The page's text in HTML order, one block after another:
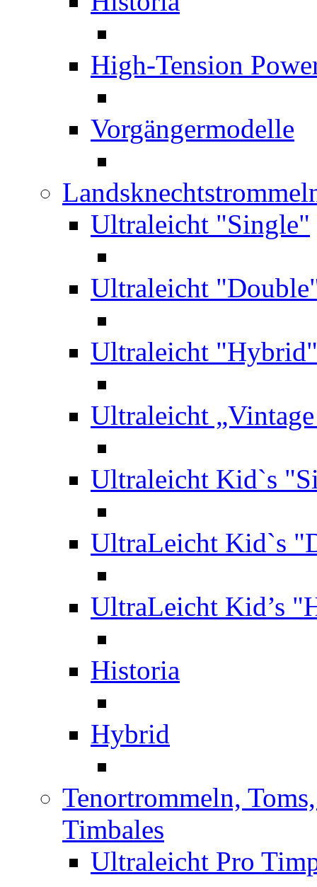
High-Tension
Vorgängermodelle
Ultraleicht "Single"
Ultraleicht
Ultraleicht "Hybrid"
Ultraleicht
Ultraleicht Kid`s
UltraLeicht Kid`s
UltraLeicht Kid’s
Historia
Hybrid
Tenortrommeln,
Timbales
Ultraleicht Pro